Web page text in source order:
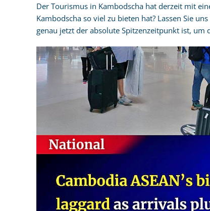
Der Tourismus in Kambodscha hat derzeit mit
Kambodscha so viel zu bieten hat? Lassen Sie
genau jetzt der absolute Spitzenzeitpunkt ist, um